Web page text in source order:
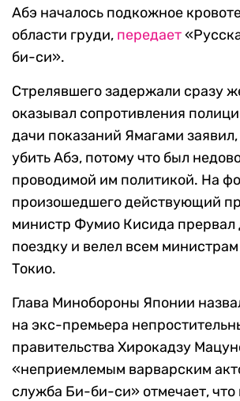
Абэ началось подкожное
области груди, передает
би-си».
Стрелявшего задержали сразу
оказывал сопротивления
дачи показаний Ямагами заявил,
убить Абэ, потому что был
проводимой им политикой. На
произошедшего действующий
министр Фумио Кисида прервал
поездку и велел всем
Токио.
Глава Минобороны Японии
на экс-премьера
правительства Хирокадзу
«неприемлемым варварским
служба Би-би-си» отмечает, что